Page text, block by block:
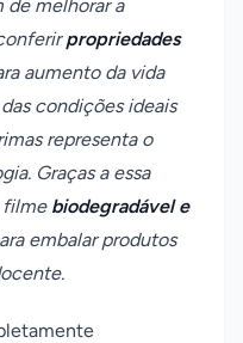
de melhorar a
propriedades
aumento da vida
condições ideais
representa o
Graças a essa
filme biodegradável e
embalar produtos